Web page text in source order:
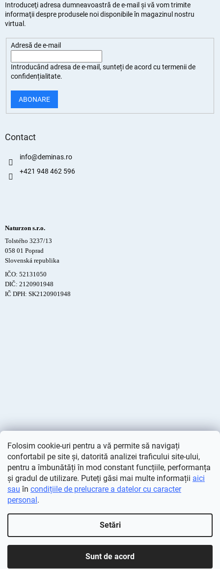
Folosim cookie-uri pentru a vă permite să navigați
confortabil pe site și, datorită analizei traficului site-ului,
pentru a îmbunătăți în mod constant funcțiile, performanța
și gradul de utilizare. Puteți găsi mai multe informații aici
sau în condițiile de prelucrare a datelor cu caracter
personal.
Setări
Sunt de acord
Introduceţi adresa dumneavoastră de e-mail şi vă vom trimite
informaţii despre produsele noi disponibile în magazinul nostru
virtual.
Adresă de e-mail
Introducând adresa de e-mail, sunteți deacord cu termenii de
confidențialitate.
ABONARE
Contact
info@deminas.ro
+421 948 462 596
Naturzon s.r.o.
Tolstého 3237/13
058 01 Poprad
Slovenská republika
IČO: 52131050
DIČ: 2120901948
IČ DPH: SK2120901948